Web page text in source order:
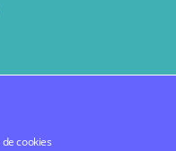
cookies